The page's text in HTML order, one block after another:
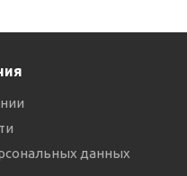
данных